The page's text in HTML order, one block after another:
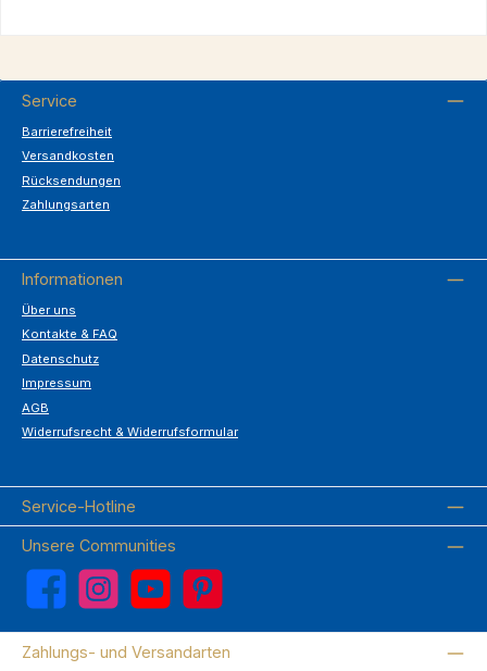
Service
Barrierefreiheit
Versandkosten
Rücksendungen
Zahlungsarten
Informationen
Über uns
Kontakte & FAQ
Datenschutz
Impressum
AGB
Widerrufsrecht & Widerrufsformular
Service-Hotline
Unsere Communities
Facebook Instagram YouTube Pinterest
Zahlungs- und Versandarten